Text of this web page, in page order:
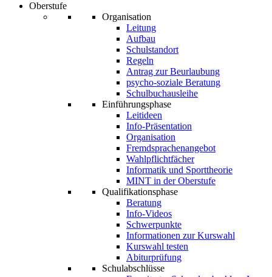
Oberstufe
Organisation
Leitung
Aufbau
Schulstandort
Regeln
Antrag zur Beurlaubung
psycho-soziale Beratung
Schulbuchausleihe
Einführungsphase
Leitideen
Info-Präsentation
Organisation
Fremdsprachenangebot
Wahlpflichtfächer
Informatik und Sporttheorie
MINT in der Oberstufe
Qualifikationsphase
Beratung
Info-Videos
Schwerpunkte
Informationen zur Kurswahl
Kurswahl testen
Abiturprüfung
Schulabschlüsse